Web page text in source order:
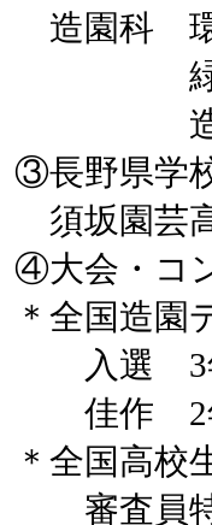
造園科
緑地計
造園技
③長野県学
須坂園芸
④大会・コ
＊全国造園
入選 3年
佳作 2年
＊全国高校
審査員特